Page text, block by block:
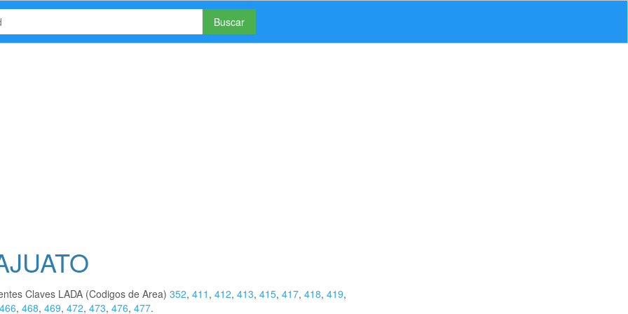
Buscar
Claves LADA (Codigos de Area) 352, 411 , 412, 413, 415, 417, 418, 419,
466, 468, 469, 472, 473, 476, 477.